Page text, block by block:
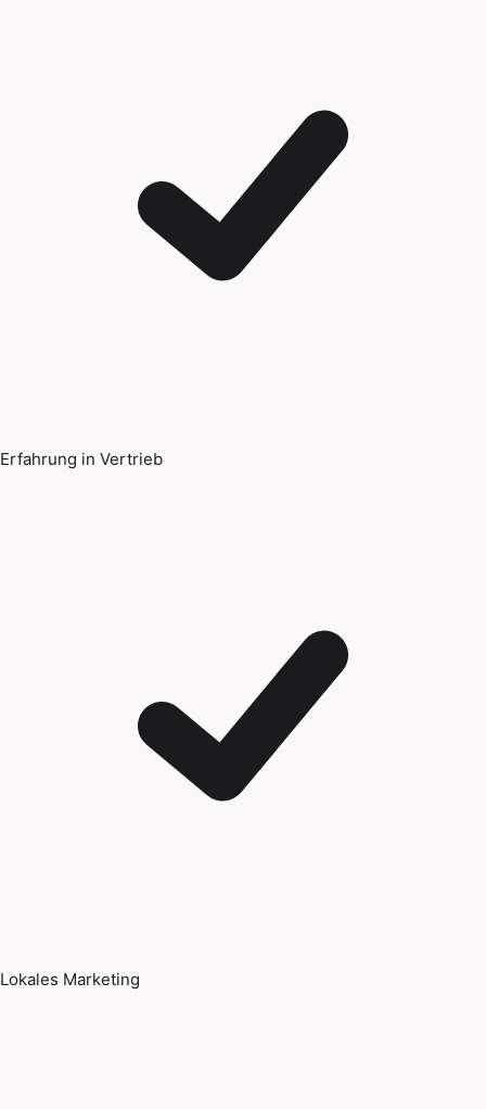
Erfahrung in Vertrieb
Lokales Marketing